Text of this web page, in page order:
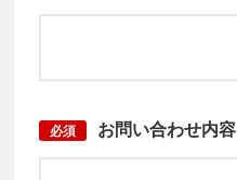
必須 お問い合わせ内容